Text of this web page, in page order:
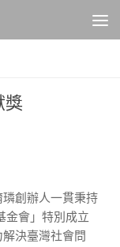
獎
創辦人一貫秉持
金會」特別成立
決臺灣社會問